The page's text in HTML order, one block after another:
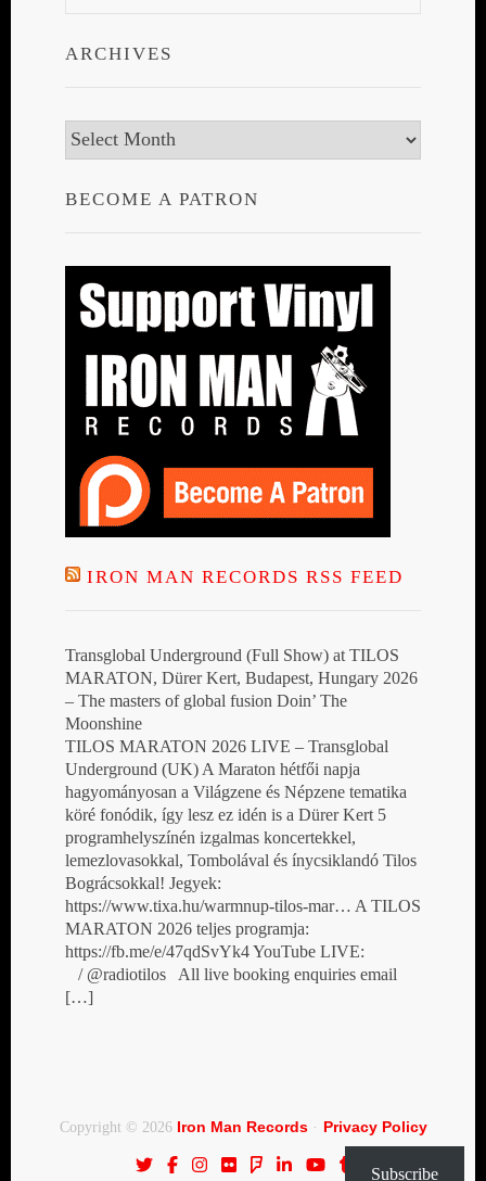
ARCHIVES
Archives
BECOME A PATRON
IRON MAN RECORDS RSS FEED
Transglobal Underground (Full Show) at TILOS
MARATON, Dürer Kert, Budapest, Hungary 2026
– The masters of global fusion Doin’ The
Moonshine
TILOS MARATON 2026 LIVE – Transglobal
Underground (UK) A Maraton hétfői napja
hagyományosan a Világzene és Népzene tematika
köré fonódik, így lesz ez idén is a Dürer Kert 5
programhelyszínén izgalmas koncertekkel,
lemezlovasokkal, Tombolával és ínycsiklandó Tilos
Bográcsokkal! Jegyek:
https://www.tixa.hu/warmnup-tilos-mar… A TILOS
MARATON 2026 teljes programja:
https://fb.me/e/47qdSvYk4 YouTube LIVE:
/ @radiotilos All live booking enquiries email
[…]
Copyright © 2026 Iron Man Records· Privacy Policy
Subscribe